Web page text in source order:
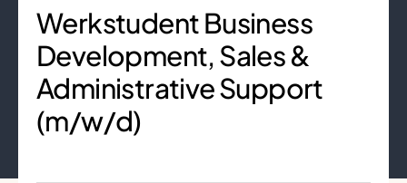
Werkstudent Business
Development, Sales &
Administrative Support
(m/w/d)